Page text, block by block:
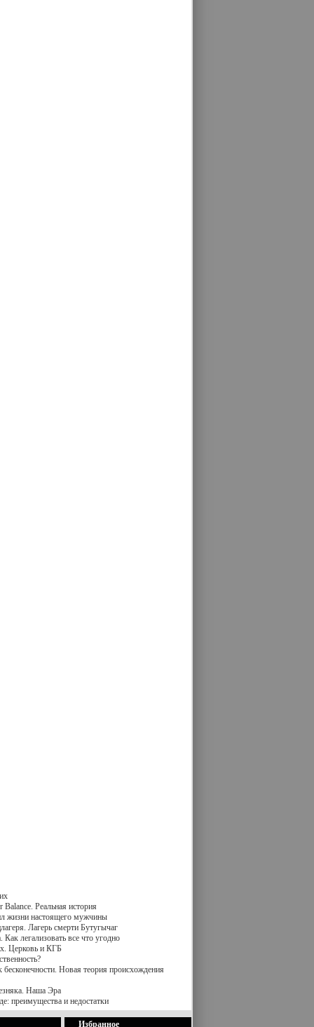
Balance. Реальная история
жизни настоящего мужчины
Лагерь смерти Бутугычаг
легализовать все что угодно
Церковь и КГБ
бесконечности. Новая теория происхождения
Наша Эра
преимущества и недостатки
Избранное